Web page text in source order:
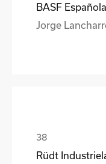
BASF Española
Jorge
Rüdt